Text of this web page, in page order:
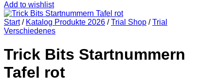
Add to wishlist
Start / Katalog Produkte 2026 / Trial Shop / Trial
Verschiedenes
Trick Bits Startnummern
Tafel rot